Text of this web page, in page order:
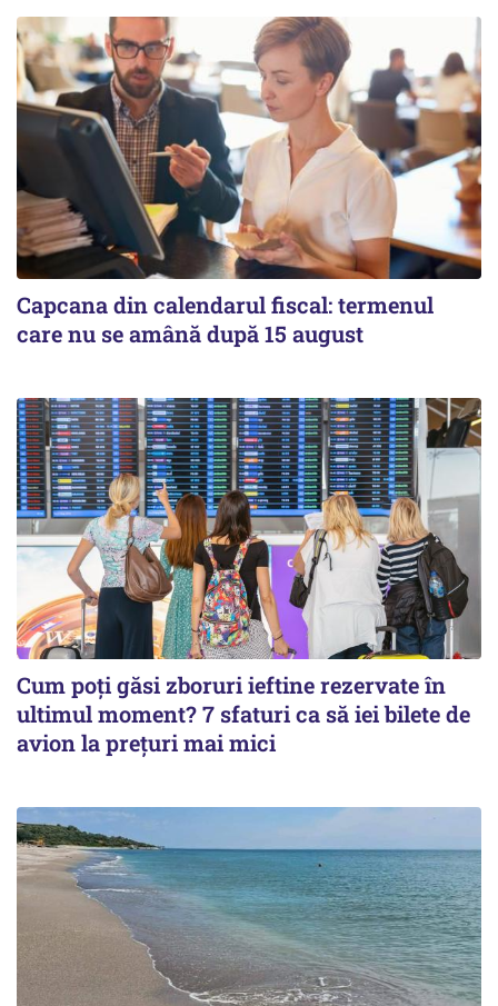
Capcana din calendarul fiscal: termenul
care nu se amână după 15 august
Cum poți găsi zboruri ieftine rezervate în
ultimul moment? 7 sfaturi ca să iei bilete de
avion la prețuri mai mici